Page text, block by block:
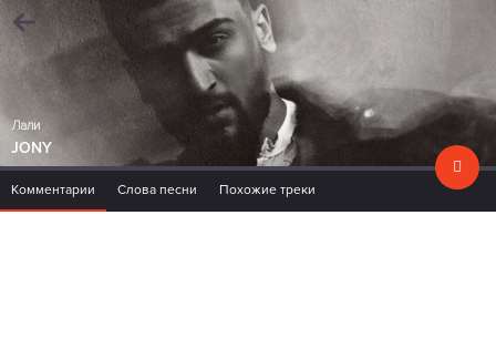
Лали
JONY
Комментарии Слова песни Похожие треки